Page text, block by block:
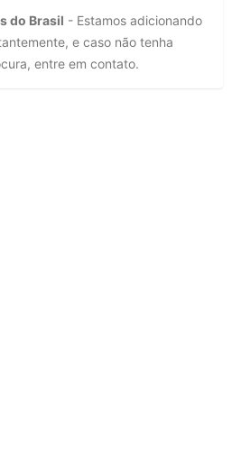
do Brasil - Estamos adicionando
e caso não tenha
entre em contato.